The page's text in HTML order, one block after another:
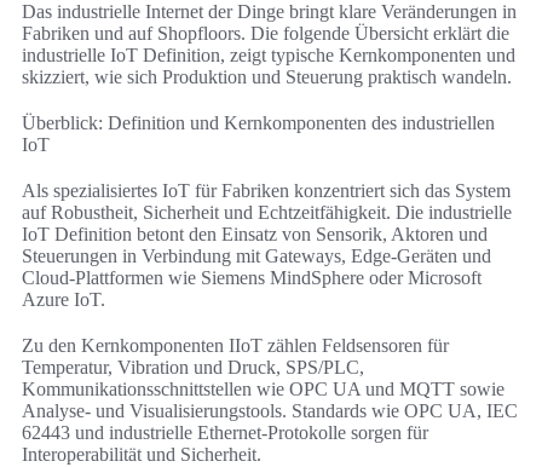
Das industrielle Internet der Dinge bringt klare Veränderungen in
Fabriken und auf Shopfloors. Die folgende Übersicht erklärt die
industrielle IoT Definition, zeigt typische Kernkomponenten und
skizziert, wie sich Produktion und Steuerung praktisch wandeln.
Überblick: Definition und Kernkomponenten des industriellen
IoT
Als spezialisiertes IoT für Fabriken konzentriert sich das System
auf Robustheit, Sicherheit und Echtzeitfähigkeit. Die industrielle
IoT Definition betont den Einsatz von Sensorik, Aktoren und
Steuerungen in Verbindung mit Gateways, Edge-Geräten und
Cloud-Plattformen wie Siemens MindSphere oder Microsoft
Azure IoT.
Zu den Kernkomponenten IIoT zählen Feldsensoren für
Temperatur, Vibration und Druck, SPS/PLC,
Kommunikationsschnittstellen wie OPC UA und MQTT sowie
Analyse- und Visualisierungstools. Standards wie OPC UA, IEC
62443 und industrielle Ethernet-Protokolle sorgen für
Interoperabilität und Sicherheit.